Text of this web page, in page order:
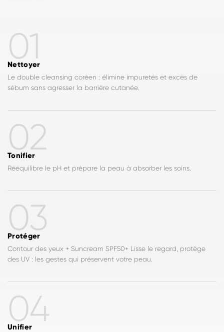
01
Nettoyer
Le double cleansing coréen : élimine impuretés et excès de
sébum sans agresser la barrière cutanée.
02
Tonifier
Rééquilibre le pH et prépare la peau à absorber les soins.
03
Protéger
Contour des yeux + Suncream SPF50+ Lisse le regard, protège
des UV : les gestes qui préservent votre peau.
04
Unifier